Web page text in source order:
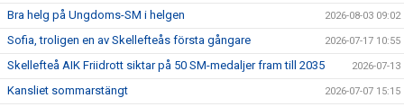
Bra helg på Ungdoms-SM i helgen 2026-08-03 09:02
Sofia, troligen en av Skellefteås första gångare 2026-07-17 10:55
Skellefteå AIK Friidrott siktar på 50 SM-medaljer fram till 2035 2026-07-13
Kansliet sommarstängt 2026-07-07 15:15